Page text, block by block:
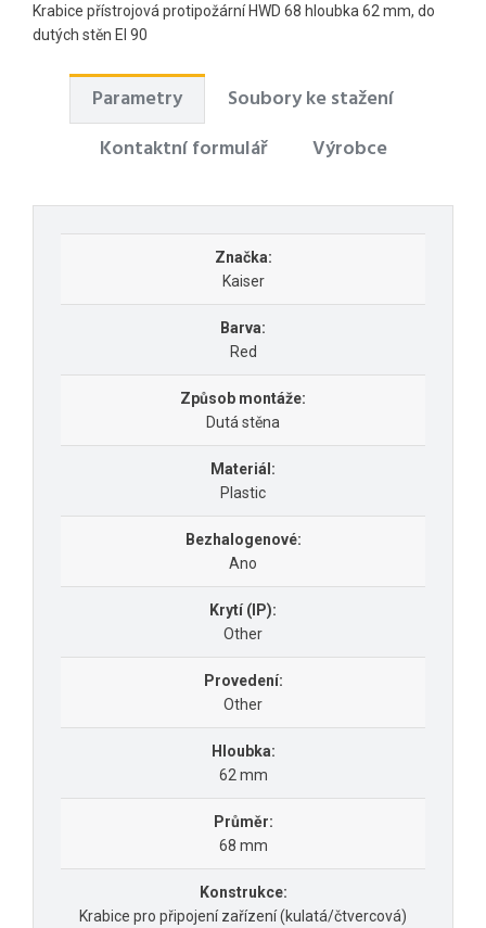
Krabice přístrojová protipožární HWD 68 hloubka 62 mm, do
dutých stěn EI 90
Parametry
Soubory ke stažení
Kontaktní formulář
Výrobce
Značka:
Kaiser
Barva:
Red
Způsob montáže:
Dutá stěna
Materiál:
Plastic
Bezhalogenové:
Ano
Krytí (IP):
Other
Provedení:
Other
Hloubka:
62 mm
Průměr:
68 mm
Konstrukce:
Krabice pro připojení zařízení (kulatá/čtvercová)